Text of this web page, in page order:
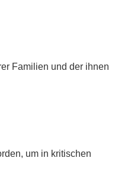
Familien und der ihnen
um in kritischen